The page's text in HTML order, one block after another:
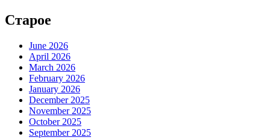
Старое
June 2026
April 2026
March 2026
February 2026
January 2026
December 2025
November 2025
October 2025
September 2025